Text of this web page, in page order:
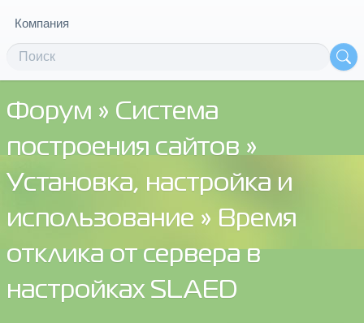
Компания
Форум » Система
построения сайтов »
Установка, настройка и
использование » Время
отклика от сервера в
настройках SLAED